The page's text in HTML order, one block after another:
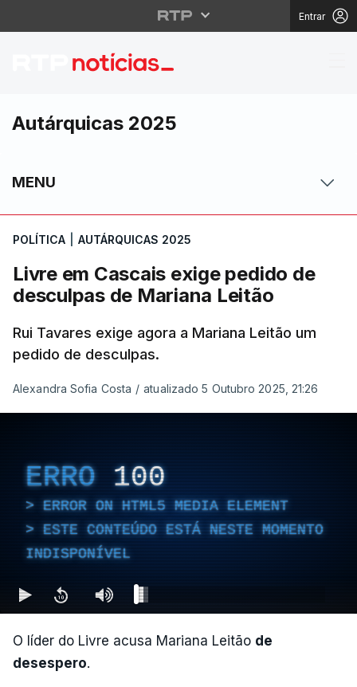
Entrar
Livre em Cascais
Autárquicas 2025
MENU
POLÍTICA AUTÁRQUICAS 2025
Livre em Cascais exige pedido de
desculpas de Mariana Leitão
Rui Tavares exige agora a Mariana Leitão um
pedido de desculpas.
Alexandra Sofia Costa / atualizado 5 Outubro 2025, 21:26
ERRO 100
ERROR ON HTML5 MEDIA ELEMENT
ESTE CONTEÚDO ESTÁ NESTE MOMENTO
INDISPONÍVEL
O líder do Livre acusa Mariana Leitão de
desespero.